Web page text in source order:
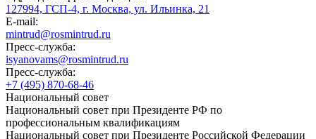
127994, ГСП-4, г. Москва, ул. Ильинка, 21
E-mail:
mintrud@rosmintrud.ru
Пресс-служба:
isyanovams@rosmintrud.ru
Пресс-служба:
+7 (495) 870-68-46
Национальный совет
Национальный совет при Президенте РФ по
профессиональным квалификациям
Национальный совет при Президенте Российской Федерации